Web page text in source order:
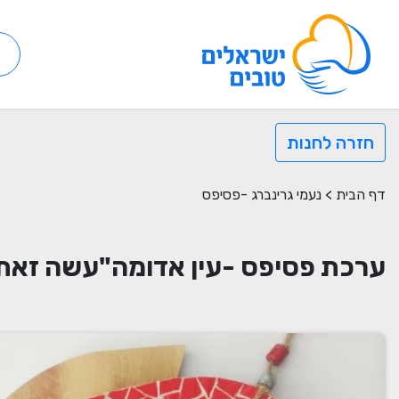
חזרה לחנות
דף הבית > נעמי גרינברג -פסיפס
ערכת פסיפס -עין אדומה"עשה